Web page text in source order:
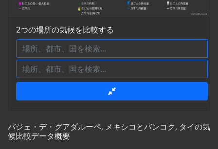
2つの場所の気候を比較する
バジェ・デ・グアダルーペ, メキシコとバンコク, タイの気
候比較データ概要